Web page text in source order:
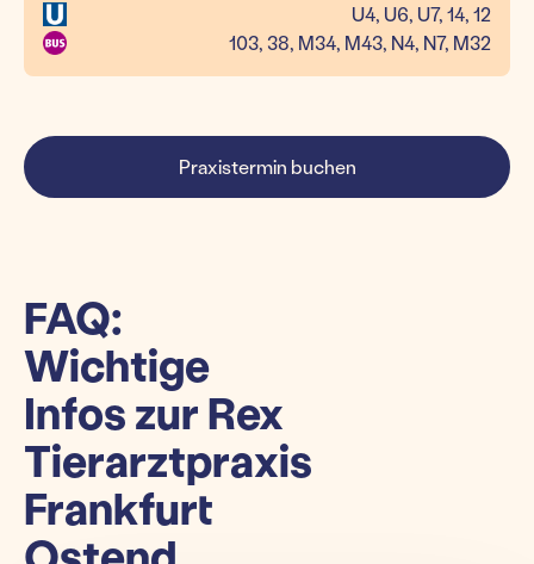
U4, U6, U7, 14, 12
103, 38, M34, M43, N4, N7, M32
Praxistermin buchen
FAQ:
Wichtige
Infos zur Rex
Tierarztpraxis
Frankfurt